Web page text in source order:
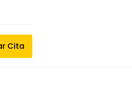
Cita